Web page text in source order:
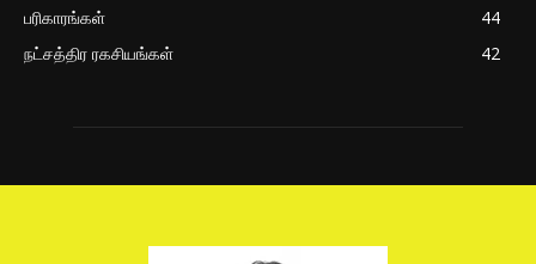
பரிகாரங்கள்
44
நட்சத்திர ரகசியங்கள்
42